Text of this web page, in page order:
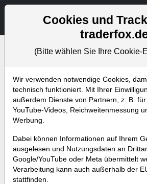
Bevorstehende Webinare Alle
Cookies und
(Bitte wählen Sie Ihre Cookie-
Wir verwenden notwendige Cookies,
technisch funktioniert. Mit Ihrer
außerdem Dienste von Partnern, z. B.
YouTube-Videos, Reichweitenmessung
Werbung.
Dabei können Informationen auf Ihrem
ausgelesen und Nutzungsdaten an
Google/YouTube oder Meta übermittelt
Verarbeitung kann auch außerhalb der
stattfinden.